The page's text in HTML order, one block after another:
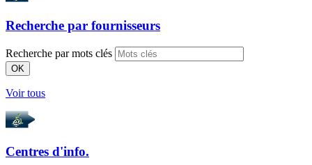
Recherche par fournisseurs
Recherche par mots clés
OK
Voir tous
Centres d'info.